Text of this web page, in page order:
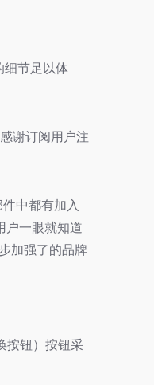
细节足以体
谢订阅用户注
中都有加入
户一眼就知道
加强了的品牌
按钮）按钮采